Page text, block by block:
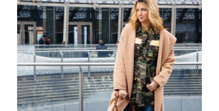
FASHION
OUTFIT
BEAUTY
TRAVEL
PARTIES